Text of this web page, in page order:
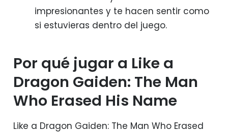
impresionantes y te hacen sentir como
si estuvieras dentro del juego.
Por qué jugar a Like a
Dragon Gaiden: The Man
Who Erased His Name
Like a Dragon Gaiden: The Man Who Erased